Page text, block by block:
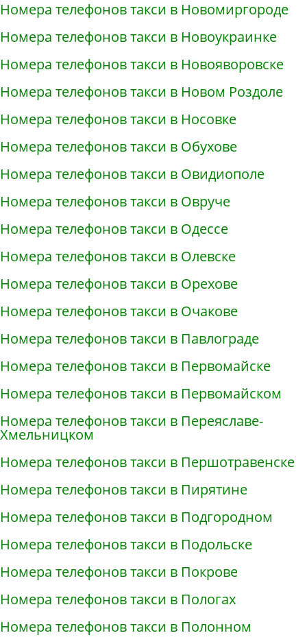
Номера телефонов такси в Новомиргороде
Номера телефонов такси в Новоукраинке
Номера телефонов такси в Новояворовске
Номера телефонов такси в Новом Роздоле
Номера телефонов такси в Носовке
Номера телефонов такси в Обухове
Номера телефонов такси в Овидиополе
Номера телефонов такси в Овруче
Номера телефонов такси в Одессе
Номера телефонов такси в Олевске
Номера телефонов такси в Орехове
Номера телефонов такси в Очакове
Номера телефонов такси в Павлограде
Номера телефонов такси в Первомайске
Номера телефонов такси в Первомайском
Номера телефонов такси в Переяславе-
Хмельницком
Номера телефонов такси в Першотравенске
Номера телефонов такси в Пирятине
Номера телефонов такси в Подгородном
Номера телефонов такси в Подольске
Номера телефонов такси в Покрове
Номера телефонов такси в Пологах
Номера телефонов такси в Полонном